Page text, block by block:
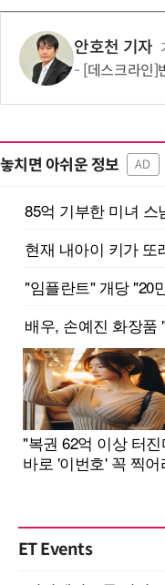
안호천 기자
[데스크라인]
놓치면 아쉬운 정보 AD
ET Events